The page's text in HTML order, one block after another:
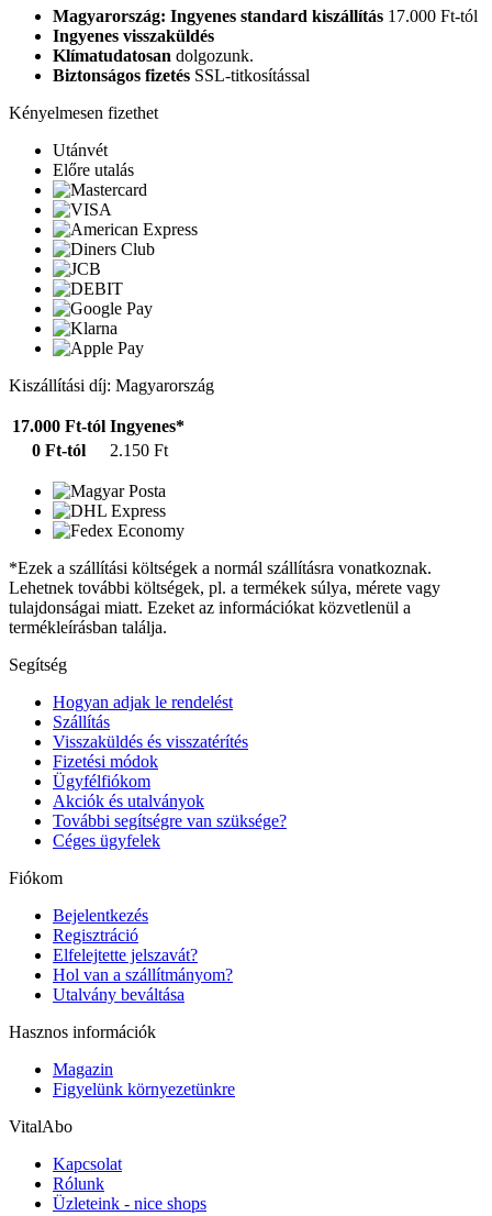
Magyarország: Ingyenes standard kiszállítás 17.000 Ft-tól
Ingyenes visszaküldés
Klímatudatosan dolgozunk.
Biztonságos fizetés SSL-titkosítással
Kényelmesen fizethet
Utánvét
Előre utalás
Kiszállítási díj: Magyarország
17.000 Ft-tól Ingyenes*
0 Ft-tól
2.150 Ft
*Ezek a szállítási költségek a normál szállításra vonatkoznak.
Lehetnek további költségek, pl. a termékek súlya, mérete vagy
tulajdonságai miatt. Ezeket az információkat közvetlenül a
termékleírásban találja.
Segítség
Hogyan adjak le rendelést
Szállítás
Visszaküldés és visszatérítés
Fizetési módok
Ügyfélfiókom
Akciók és utalványok
További segítségre van szüksége?
Céges ügyfelek
Fiókom
Bejelentkezés
Regisztráció
Elfelejtette jelszavát?
Hol van a szállítmányom?
Utalvány beváltása
Hasznos információk
Magazin
Figyelünk környezetünkre
VitalAbo
Kapcsolat
Rólunk
Üzleteink - nice shops